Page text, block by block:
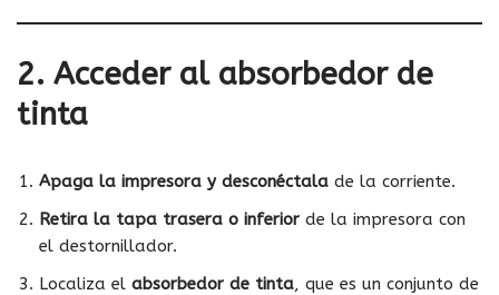
2. Acceder al absorbedor de
tinta
Apaga la impresora y desconéctala de la corriente.
Retira la tapa trasera o inferior de la impresora con
el destornillador.
Localiza el absorbedor de tinta, que es un conjunto de